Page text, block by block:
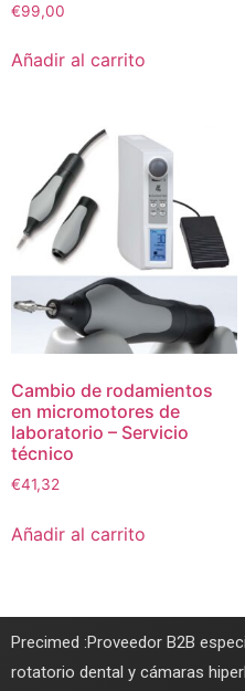
€99,00
Añadir al carrito
Cambio de rodamientos
en micromotores de
laboratorio – Servicio
técnico
€41,32
Añadir al carrito
Precimed :Proveedor B2B
rotatorio dental y cámaras